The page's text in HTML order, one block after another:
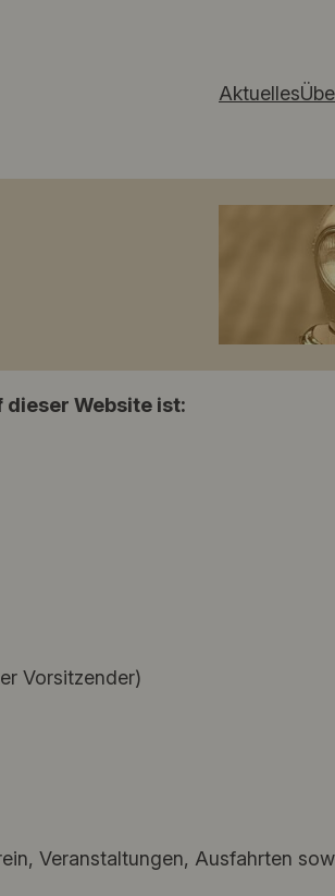
Aktuelles
Website ist:
Vorsitzender)
Veranstaltungen, Ausfahrten